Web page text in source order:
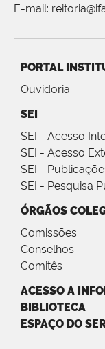
E-mail:
PORTAL
Ouvidoria
SEI
SEI - Acesso
SEI - Acesso
SEI -
SEI - Pesquisa
ÓRGÃOS
Comissões
Conselhos
Comitês
ACESSO A
BIBLIOTECA
ESPAÇO DO